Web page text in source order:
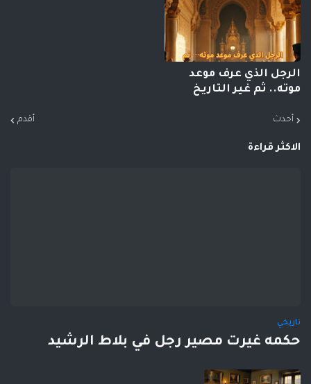
الرجل الذي عرف موعد
موته.. ثم غير التاريخ
أحدث أقدم
الاكثر قراءة
تاريخي
حكمه غيرت مصير رجل في بلاط الرشيد